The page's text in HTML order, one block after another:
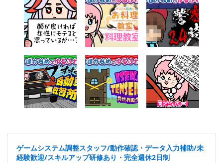
ゲームシステム調整スタッフ/動作確認・データ入力補助/未
経験歓迎/スキルアップ研修あり・完全週休2日制